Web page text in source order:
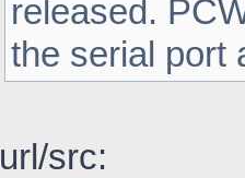
released.
the serial port
url/src: